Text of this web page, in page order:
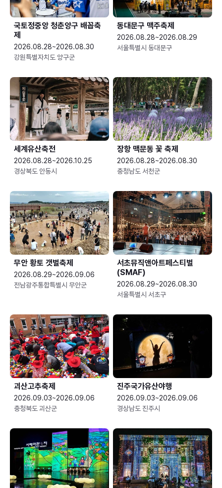
국토정중앙 청춘양구 배꼽축
제
2026.08.28~2026.08.30
강원특별자치도 양구군
동대문구 맥주축제
2026.08.28~2026.08.29
서울특별시 동대문구
세계유산축전
2026.08.28~2026.10.25
경상북도 안동시
장항 맥문동 꽃 축제
2026.08.28~2026.08.30
충청남도 서천군
무안 황토 갯벌축제
2026.08.29~2026.09.06
전남광주통합특별시 무안군
서초뮤직앤아트페스티벌
(SMAF)
2026.08.29~2026.08.30
서울특별시 서초구
괴산고추축제
2026.09.03~2026.09.06
충청북도 괴산군
진주국가유산야행
2026.09.03~2026.09.06
경상남도 진주시